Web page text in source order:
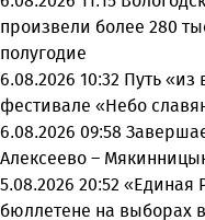
произвели более 280
полугодие
6.08.2026 10:32 Путь «из
фестивале «Небо
6.08.2026 09:58
Алексеево –
5.08.2026 20:52 «Единая
бюллетене на выборах